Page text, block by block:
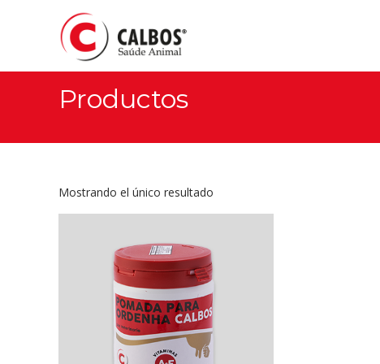
Productos
Mostrando el único resultado